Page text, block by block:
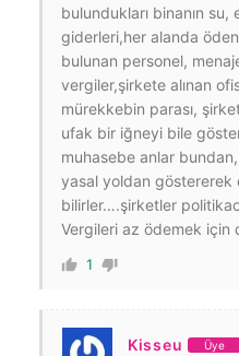
bulundukları binanın
giderleri,her alanda
bulunan personel,
vergiler,şirkete alınan
mürekkebin parası,
ufak bir iğneyi bile
muhasebe anlar
yasal yoldan
bilirler….şirketler
Vergileri az ödemek için
1
Kisseu Üye